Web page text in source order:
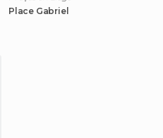
Place Gabriel